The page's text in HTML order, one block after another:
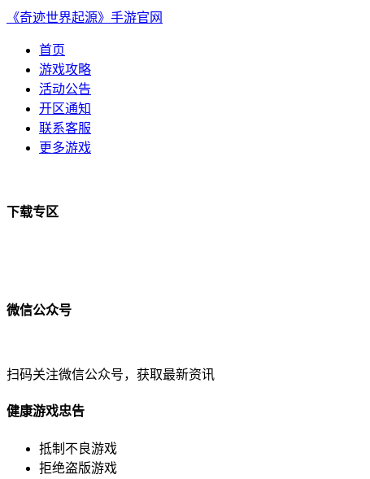
《奇迹世界起源》手游官网
首页
游戏攻略
活动公告
开区通知
联系客服
更多游戏
下载专区
微信公众号
扫码关注微信公众号，获取最新资讯
健康游戏忠告
抵制不良游戏
拒绝盗版游戏